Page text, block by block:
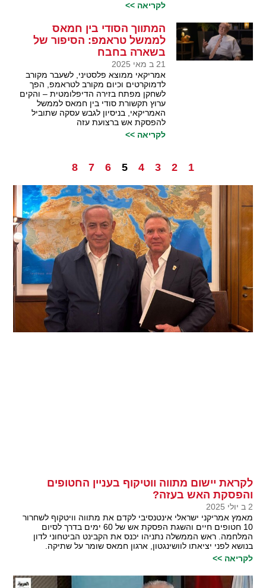
לקריאה >>
המתווך הסודי בין חמאס
לממשל טראמפ: הסיפור של
בשארה בחבח
21 ב מאי 2025
אמריקאי ממוצא פלסטיני, לשעבר מקורב
לדמוקרטים וכיום מקורב לטראמפ, הפך
לשחקן מפתח בזירה הדיפלומטית – והקים
ערוץ תקשורת סודי בין חמאס לממשל
האמריקאי, בניסיון לגבש עסקה שתוביל
להפסקת אש ברצועת עזה
לקריאה >>
1
2
3
4
5
6
7
8
לקראת יישום מתווה ווטיקוף בעניין החטופים
והפסקת האש בעזה?
2 ב יולי 2025
מאמץ אמריקני ישראלי אינטנסיבי לקדם את מתווה וויטקוף לשחרור
10 חטופים חיים והשגת הפסקת אש של 60 ימים בדרך לסיום
המלחמה. ראש הממשלה נתניהו יכנס את הקבינט הביטחוני לדון
בנושא לפני יציאתו לוושינגטון, ארגון חמאס שומר על שתיקה.
לקריאה >>